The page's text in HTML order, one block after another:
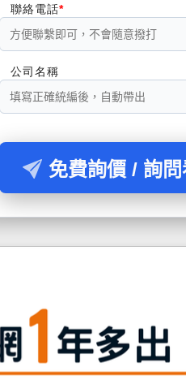
聯絡電話
公司名稱
免費詢價 / 詢